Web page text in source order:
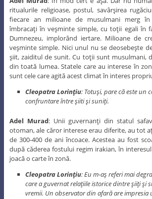
ritualurile religioase, postul, savârşirea
fiecare an milioane de musulmani merg
îmbracaţi în veşminte simple, cu toţii egali în
Dumnezeu, implorând iertare. Milioane de
veşminte simple. Nici unul nu se deosebeşte
şiit, zaiditul de sunit. Cu toţii sunt musulmani,
din toată lumea. Statele care au interese în
sunt cele care agită acest climat în interes
Cleopatra Lorinţiu: Totuşi, pare că este un
confruntare între şiiti şi suniţi.
Adel Murad: Unii guvernanţi din statul
otoman, ale căror interese erau diferite, au tot
de 300-400 de ani încoace. Acestea au fost
după căderea fostului regim irakian, în
joacă o carte în zonă.
Cleopatra Lorinţiu: Eu m-aş referi mai
care a guvernat relaţiile istorice dintre şiiţi şi
vremii. Un observator din afară are impresia